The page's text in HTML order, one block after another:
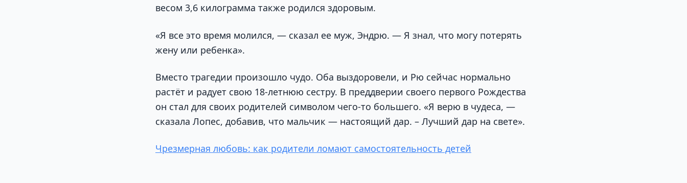
весом 3,6 килограмма также родился здоровым.
«Я все это время молился, — сказал ее муж, Эндрю. — Я знал, что могу потерять
жену или ребенка».
Вместо трагедии произошло чудо. Оба выздоровели, и Рю сейчас нормально
растёт и радует свою 18-летнюю сестру. В преддверии своего первого Рождества
он стал для своих родителей символом чего-то большего. «Я верю в чудеса, —
сказала Лопес, добавив, что мальчик — настоящий дар. – Лучший дар на свете».
Чрезмерная любовь: как родители ломают самостоятельность детей